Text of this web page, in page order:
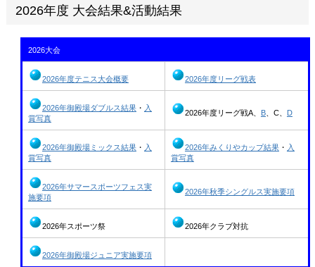
2026年度 大会結果&活動結果
2026大会
2026年度テニス大会概要 2026年度リーグ戦表
2026年御殿場ダブルス結果・ 入
賞写真
2026年度リーグ戦A、 B、C、 D
2026年御殿場ミックス結果・ 入
賞写真
2026年みくりやカップ結果・ 入
賞写真
2026年サマースポーツフェス実
施要項
2026年秋季シングルス実施要項
2026年スポーツ祭 2026年クラブ対抗
2026年御殿場ジュニア実施要項